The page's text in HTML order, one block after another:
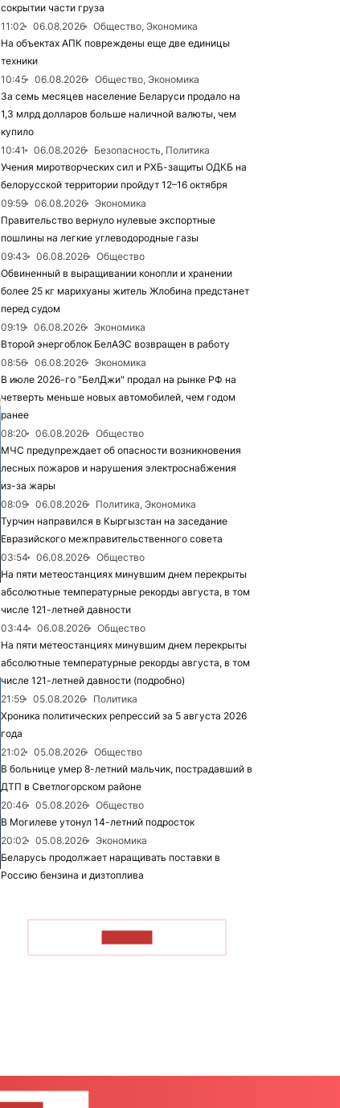
сокрытии части груза
11:02
06.08.2026
Общество, Экономика
На объектах АПК повреждены еще две единицы
техники
10:45
06.08.2026
Общество, Экономика
За семь месяцев население Беларуси продало на
1,3 млрд долларов больше наличной валюты, чем
купило
10:41
06.08.2026
Безопасность, Политика
Учения миротворческих сил и РХБ-защиты ОДКБ на
белорусской территории пройдут 12–16 октября
09:59
06.08.2026
Экономика
Правительство вернуло нулевые экспортные
пошлины на легкие углеводородные газы
09:43
06.08.2026
Общество
Обвиненный в выращивании конопли и хранении
более 25 кг марихуаны житель Жлобина предстанет
перед судом
09:19
06.08.2026
Экономика
Второй энергоблок БелАЭС возвращен в работу
08:56
06.08.2026
Экономика
В июле 2026-го "БелДжи" продал на рынке РФ на
четверть меньше новых автомобилей, чем годом
ранее
08:20
06.08.2026
Общество
МЧС предупреждает об опасности возникновения
лесных пожаров и нарушения электроснабжения
из-за жары
08:09
06.08.2026
Политика, Экономика
Турчин направился в Кыргызстан на заседание
Евразийского межправительственного совета
03:54
06.08.2026
Общество
На пяти метеостанциях минувшим днем перекрыты
абсолютные температурные рекорды августа, в том
числе 121-летней давности
03:44
06.08.2026
Общество
На пяти метеостанциях минувшим днем перекрыты
абсолютные температурные рекорды августа, в том
числе 121-летней давности (подробно)
21:59
05.08.2026
Политика
Хроника политических репрессий за 5 августа 2026
года
21:02
05.08.2026
Общество
В больнице умер 8-летний мальчик, пострадавший в
ДТП в Светлогорском районе
20:46
05.08.2026
Общество
В Могилеве утонул 14-летний подросток
20:02
05.08.2026
Экономика
Беларусь продолжает наращивать поставки в
Россию бензина и дизтоплива